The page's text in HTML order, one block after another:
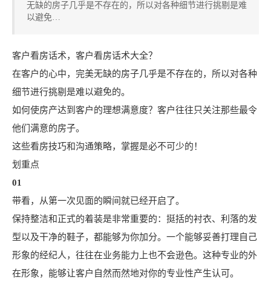
无缺的房子几乎是不存在的，所以对各种细节进行挑剔是难
以避免…
客户看房话术，客户看房话术大全？
在客户的心中，完美无缺的房子几乎是不存在的，所以对各种
细节进行挑剔是难以避免的。
如何使房产达到客户的理想满意度？客户往往只关注那些最令
他们满意的房子。
这些看房技巧和沟通策略，掌握是必不可少的！
划重点
01
带看，从第一次见面的瞬间就已经开启了。
保持整洁和正式的着装是非常重要的：挺括的衬衣、利落的发
型以及干净的鞋子，都能够为你加分。一个能够妥善打理自己
形象的经纪人，往往在业务能力上也不会逊色。这种专业的外
在形象，能够让客户自然而然地对你的专业性产生认可。